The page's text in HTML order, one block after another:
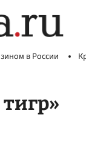
в России